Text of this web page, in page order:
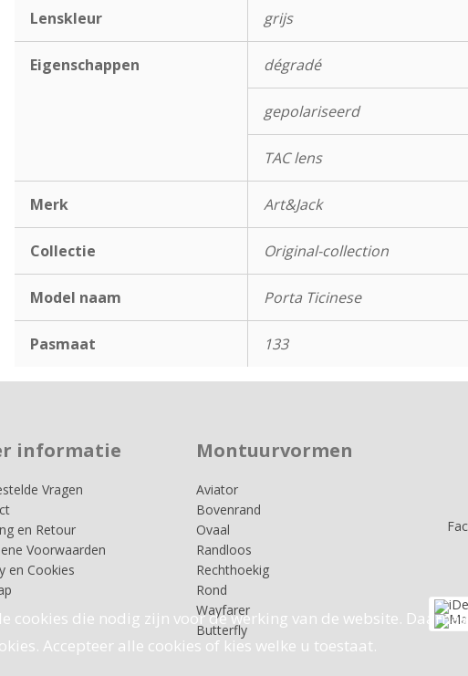
cookies die nodig zijn voor de werking van de website.
Accepteer alle cookies of kies welke u toestaat.
Lenskleur grijs
Eigenschappen dégradé
gepolariseerd
TAC lens
Merk Art&Jack
Collectie Original-collection
Model naam Porta Ticinese
Pasmaat 133
informatie
Vragen
en Retour
Voorwaarden
en Cookies
Montuurvormen
Aviator
Bovenrand
Ovaal
Randloos
Rechthoekig
Rond
Wayfarer
Butterfly